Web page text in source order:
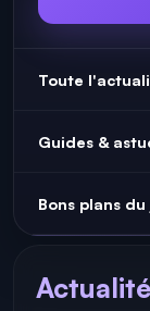
Toute
Guides &
Bons plans du